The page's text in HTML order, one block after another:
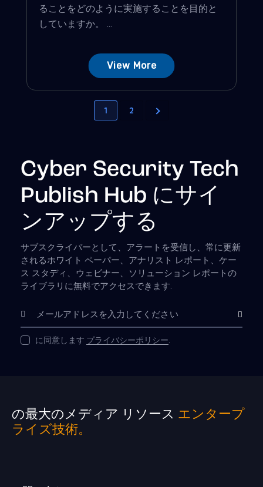
ることをどのように実施することを目的と
していますか。 ...
View More
1 2
Cyber Security Tech
Publish Hub にサイ
ンアップする
サブスクライバーとして、アラートを受信し、常に更新
されるホワイト ペーパー、アナリスト レポート、ケー
ス スタディ、ウェビナー、ソリューション レポートの
ライブラリに無料でアクセスできます.
購読
に同意します プライバシーポリシー.
の最大のメディア リソース エンタープ
ライズ技術。